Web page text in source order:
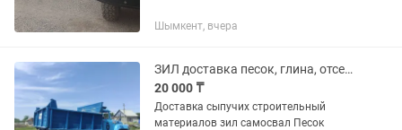
Шымкент, вчера
ЗИЛ доставка песок, глина, отсев, щебень, камень, гравий, сникерс, баласт
20 000 ₸
Доставка сыпучих строительный
материалов зил самосвал Песок